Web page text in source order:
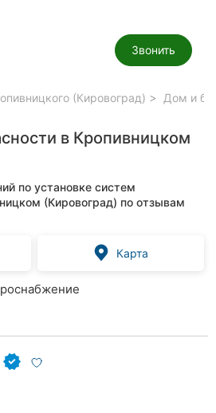
Звонить
(Кировоград) Дом и
в Кропивницком
по установке систем
(Кировоград) по отзывам
Карта